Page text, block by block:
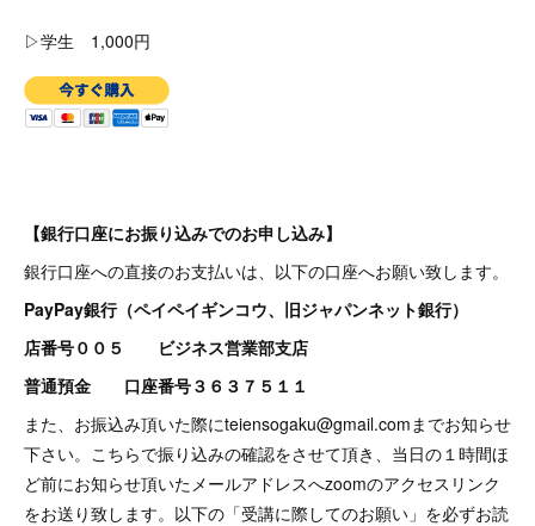
▷学生 1,000円
【銀行口座にお振り込みでのお申し込み】
銀行口座への直接のお支払いは、以下の口座へお願い致します。
PayPay銀行（ペイペイギンコウ、旧ジャパンネット銀行）
店番号００５ ビジネス営業部支店
普通預金 口座番号３６３７５１１
また、お振込み頂いた際にteiensogaku@gmail.comまでお知らせ
下さい。こちらで振り込みの確認をさせて頂き、当日の１時間ほ
ど前にお知らせ頂いたメールアドレスへzoomのアクセスリンク
をお送り致します。以下の「受講に際してのお願い」を必ずお読